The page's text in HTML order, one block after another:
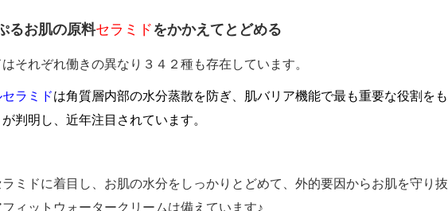
るお肌の原料セラミド をかかえてとどめる
それぞれ働きの異なり３４２種も存在しています。
ラミドは角質層内部の水分蒸散を防ぎ、肌バリア機能で最も重要な役割をも
判明し、近年注目されています。
ミドに着目し、お肌の水分をしっかりとどめて、外的要因からお肌を守り抜
フィットウォータークリームは備えています♪